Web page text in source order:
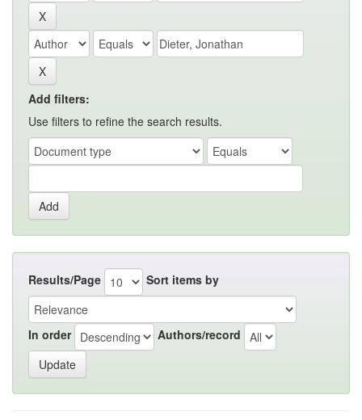
Add filters:
Use filters to refine the search results.
Results/Page Sort items by
In order Authors/record